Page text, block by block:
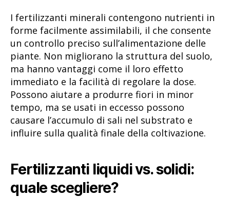
I fertilizzanti minerali contengono nutrienti in
forme facilmente assimilabili, il che consente
un controllo preciso sull’alimentazione delle
piante. Non migliorano la struttura del suolo,
ma hanno vantaggi come il loro effetto
immediato e la facilità di regolare la dose.
Possono aiutare a produrre fiori in minor
tempo, ma se usati in eccesso possono
causare l’accumulo di sali nel substrato e
influire sulla qualità finale della coltivazione.
Fertilizzanti liquidi vs. solidi:
quale scegliere?